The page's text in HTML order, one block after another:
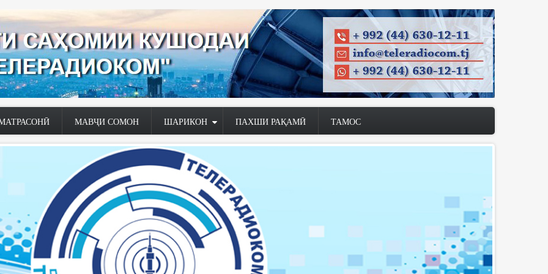
МАВҶИ СОМОН ШАРИКОН ПАХШИ РАҚАМӢ ТАМОС